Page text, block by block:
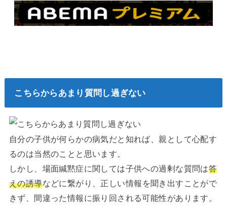
こちらからあまり質問し過ぎない
自分の子供が何らかの病気だと知れば、親として心配す
るのは当然のことと思います。
しかし、場面緘黙症に関しては子供への過剰な質問は答
えの誘導などに繋がり、正しい情報を聞き出すことがで
きず、間違った情報に振り回される可能性があります。